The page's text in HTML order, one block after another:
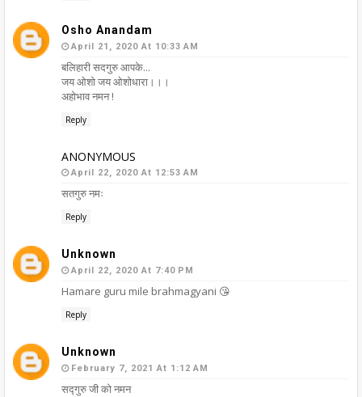
Osho Anandam
April 21, 2020 At 10:33 AM
बलिहारी सदगुरु आपके...
जय ओशो जय ओशोधारा।।।
अहोभाव नमन !
Reply
ANONYMOUS
April 22, 2020 At 12:53 AM
सतगुरु नमः
Reply
Unknown
April 22, 2020 At 7:40 PM
Hamare guru mile brahmagyani 😘
Reply
Unknown
February 7, 2021 At 1:12 AM
सद्गुरु जी को नमन